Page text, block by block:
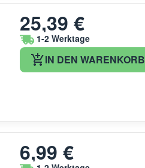
25,39 €
1-2 Werktage
IN DEN WARENKORB
6,99 €